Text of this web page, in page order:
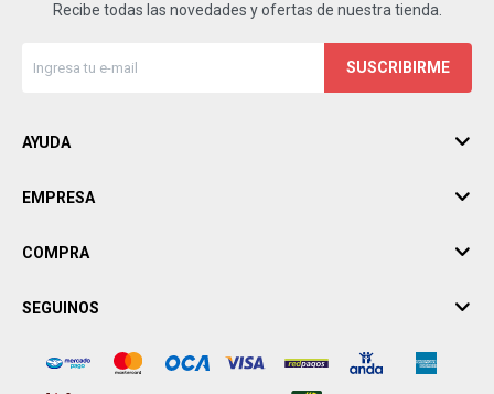
Recibe todas las novedades y ofertas de nuestra tienda.
SUSCRIBIRME
AYUDA
EMPRESA
COMPRA
SEGUINOS